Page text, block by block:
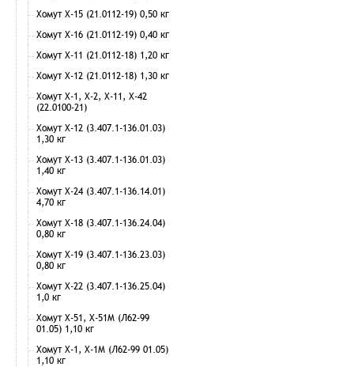
Хомут Х-15 (21.0112-19) 0,50 кг
Хомут Х-16 (21.0112-19) 0,40 кг
Хомут Х-11 (21.0112-18) 1,20 кг
Хомут Х-12 (21.0112-18) 1,30 кг
Хомут Х-1, Х-2, Х-11, Х-42
(22.0100-21)
Хомут Х-12 (3.407.1-136.01.03)
1,30 кг
Хомут Х-13 (3.407.1-136.01.03)
1,40 кг
Хомут Х-24 (3.407.1-136.14.01)
4,70 кг
Хомут Х-18 (3.407.1-136.24.04)
0,80 кг
Хомут Х-19 (3.407.1-136.23.03)
0,80 кг
Хомут Х-22 (3.407.1-136.25.04)
1,0 кг
Хомут Х-51, Х-51М (Л62-99
01.05) 1,10 кг
Хомут Х-1, Х-1М (Л62-99 01.05)
1,10 кг